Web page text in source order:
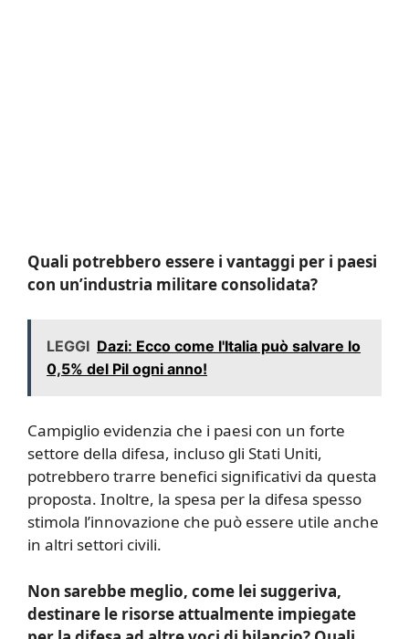
Quali potrebbero essere i vantaggi per i paesi
con un’industria militare consolidata?
LEGGI Dazi: Ecco come l'Italia può salvare lo
0,5% del Pil ogni anno!
Campiglio evidenzia che i paesi con un forte
settore della difesa, incluso gli Stati Uniti,
potrebbero trarre benefici significativi da questa
proposta. Inoltre, la spesa per la difesa spesso
stimola l’innovazione che può essere utile anche
in altri settori civili.
Non sarebbe meglio, come lei suggeriva,
destinare le risorse attualmente impiegate